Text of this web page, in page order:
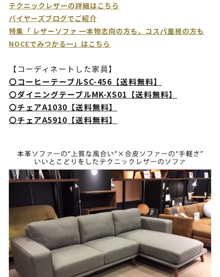
テクニックレザーの詳細はこちら
バイヤーズブログでご紹介
特集「 レザーソファ ━本物志向の方も、コスパ重視の方も
NOCEでみつかる━」はこちら
【コーディネートした家具】
〇コーヒーテーブルSC-456【送料無料】
〇ダイニングテーブルMK-XS01【送料無料】
〇チェアA1030【送料無料】
〇チェアA5910【送料無料】